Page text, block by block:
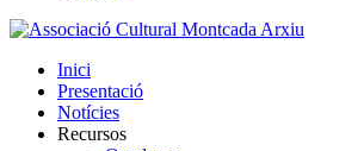
Inici
Presentació
Notícies
Recursos